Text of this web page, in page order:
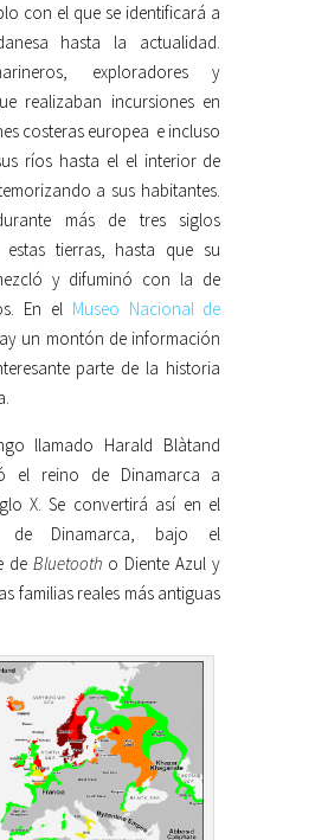
con el que se identificará a
hasta la actualidad.
exploradores y
realizaban incursiones en
costeras europea e incluso
ríos hasta el el interior de
a sus habitantes.
más de tres siglos
estas tierras, hasta que su
y difuminó con la de
En el Museo Nacional de
un montón de información
parte de la historia
llamado Harald Blàtand
el reino de Dinamarca a
X. Se convertirá así en el
de Dinamarca, bajo el
de Bluetooth o Diente Azul y
familias reales más antiguas